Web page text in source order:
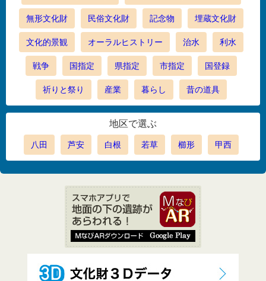
無形文化財 民俗文化財 記念物 埋蔵文化財
文化的景観 オーラルヒストリー 治水 利水
戦争 国指定 県指定 市指定 国登録
祈りと祭り 産業 暮らし 昔の道具
地区で選ぶ
八田 芦安 白根 若草 櫛形 甲西